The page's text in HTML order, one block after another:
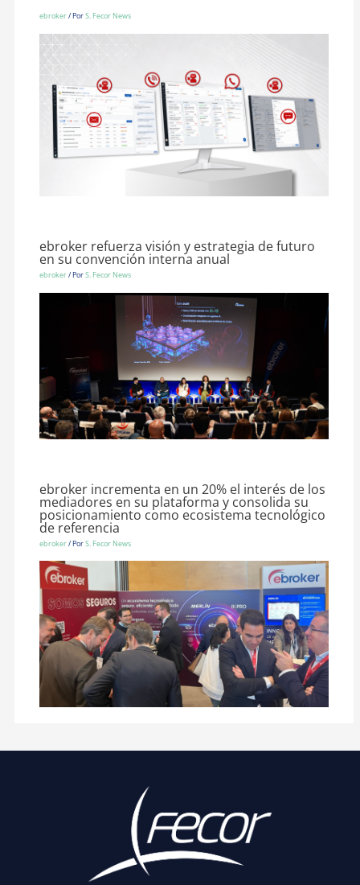
ebroker/ PorS. Fecor News
ebroker refuerza visión y estrategia de futuro
en su convención interna anual
ebroker/ PorS. Fecor News
ebroker incrementa en un 20% el interés de los
mediadores en su plataforma y consolida su
posicionamiento como ecosistema tecnológico
de referencia
ebroker/ PorS. Fecor News